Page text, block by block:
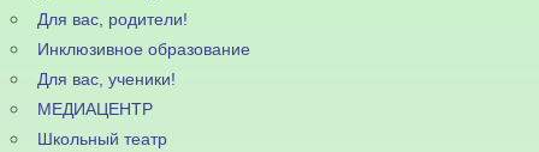
Для вас, родители!
Инклюзивное образование
Для вас, ученики!
МЕДИАЦЕНТР
Школьный театр